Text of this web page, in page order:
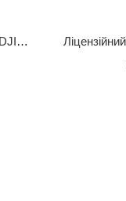
Сільськогосподарський мультикоптер DJI AGRAS T10